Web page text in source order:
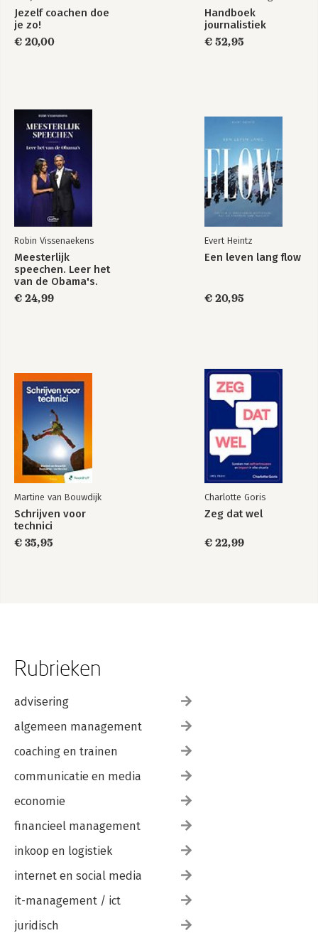
Jezelf coachen doe
je zo!
€ 20,00
Handboek
journalistiek
€ 52,95
Robin Vissenaekens
Meesterlijk
speechen. Leer het
van de Obama's.
€ 24,99
Evert Heintz
Een leven lang flow
€ 20,95
Martine van Bouwdijk
Schrijven voor
technici
€ 35,95
Charlotte Goris
Zeg dat wel
€ 22,99
Rubrieken
advisering
algemeen management
coaching en trainen
communicatie en media
economie
financieel management
inkoop en logistiek
internet en social media
it-management / ict
juridisch